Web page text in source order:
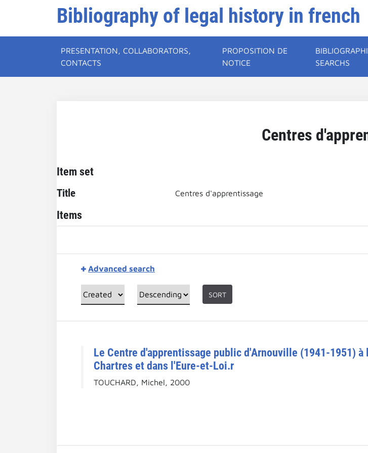
Bibliography of legal history in french
PRESENTATION, COLLABORATORS,
CONTACTS
PROPOSITION DE
NOTICE
SEARCHS
Centres
Item set
Title Centres d'apprentissage
Items
Advanced search
SORT
Le Centre d'apprentissage public d'Arnouville (1941-1951)
Chartres et dans l'Eure-et-Loi.r
TOUCHARD, Michel, 2000